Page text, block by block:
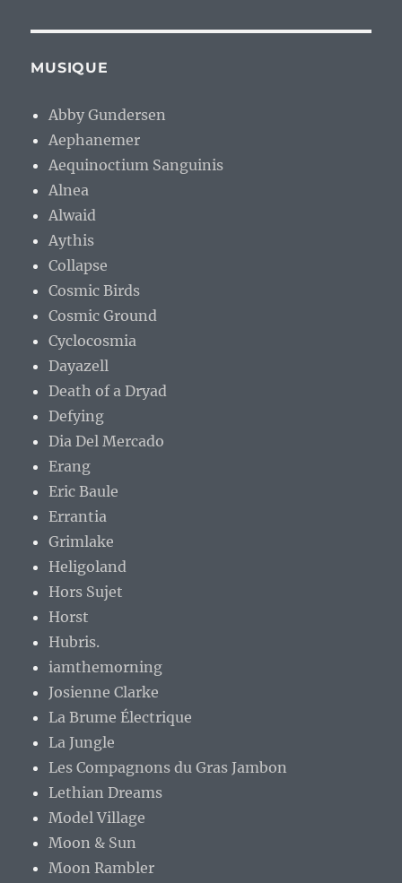
MUSIQUE
Abby Gundersen
Aephanemer
Aequinoctium Sanguinis
Alnea
Alwaid
Aythis
Collapse
Cosmic Birds
Cosmic Ground
Cyclocosmia
Dayazell
Death of a Dryad
Defying
Dia Del Mercado
Erang
Eric Baule
Errantia
Grimlake
Heligoland
Hors Sujet
Horst
Hubris.
iamthemorning
Josienne Clarke
La Brume Électrique
La Jungle
Les Compagnons du Gras Jambon
Lethian Dreams
Model Village
Moon & Sun
Moon Rambler